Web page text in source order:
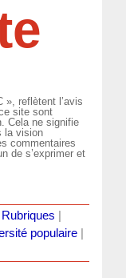
», reflètent l’avis
site sont
Cela ne signifie
la vision
commentaires
de s’exprimer et
Rubriques
populaire